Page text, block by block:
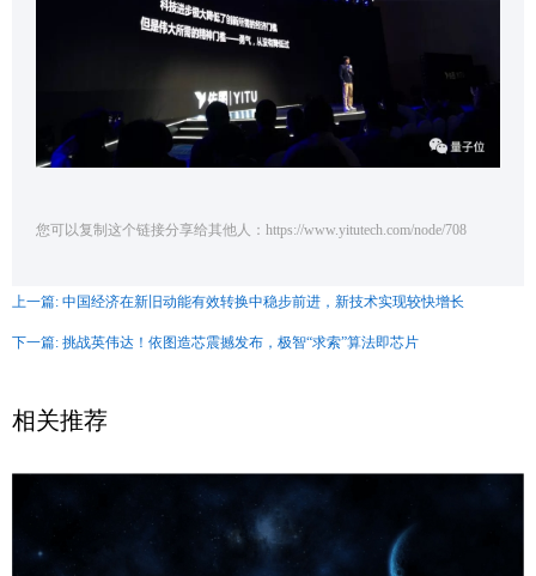
您可以复制这个链接分享给其他人：https://www.yitutech.com/node/708
上一篇: 中国经济在新旧动能有效转换中稳步前进，新技术实现较快增长
下一篇: 挑战英伟达！依图造芯震撼发布，极智“求索”算法即芯片
相关推荐